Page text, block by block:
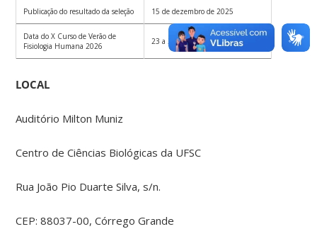
Publicação do resultado da seleção 15 de dezembro de 2025
Data do X Curso de Verão de
Fisiologia Humana 2026
23 a 25 de fevereiro de 2026
LOCAL
Auditório Milton Muniz
Centro de Ciências Biológicas da UFSC
Rua João Pio Duarte Silva, s/n.
CEP: 88037-00, Córrego Grande